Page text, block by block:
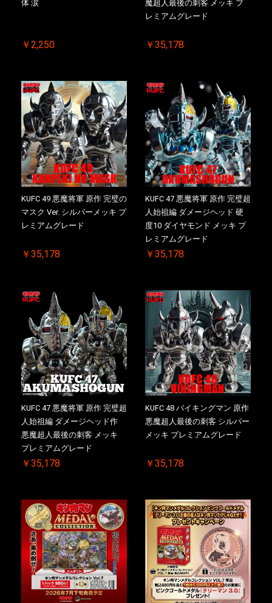
体 涙
￥2,250
魔超人最後の刺客 メッキ プ
レミアムグレード
￥35,178
KUFC 49 悪魔将軍 原作 完璧の
マスク Ver. シルバーメッキ プ
レミアムグレード
￥35,178
KUFC 47 悪魔将軍 原作 完璧超
人始祖編 ダメージヘッド 硬
度10 ダイヤモンド メッキ プ
レミアムグレード
￥35,178
KUFC 47 悪魔将軍 原作 完璧超
人始祖編 ダメージヘッド作
悪魔超人最後の刺客 メッキ
プレミアムグレード
￥35,178
KUFC 48 バイキングマン 原作
悪魔超人最後の刺客 シルバー
メッキ プレミアムグレード
￥35,178